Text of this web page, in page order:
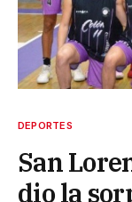
DEPORTES
San
dio la